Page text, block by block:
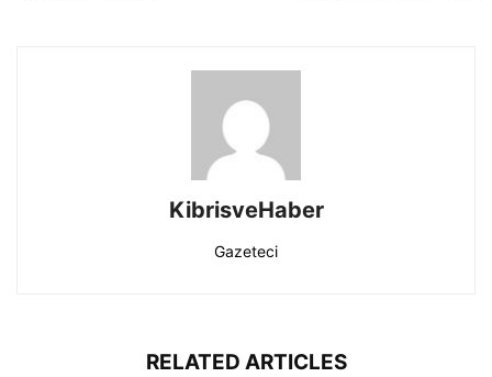
KibrisveHaber
Gazeteci
RELATED ARTICLES